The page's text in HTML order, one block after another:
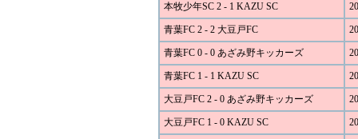
本牧少年SC 2 - 1 KAZU SC
青葉FC 2 - 2 大豆戸FC
青葉FC 0 - 0 あざみ野キッカーズ
青葉FC 1 - 1 KAZU SC
大豆戸FC 2 - 0 あざみ野キッカーズ
大豆戸FC 1 - 0 KAZU SC